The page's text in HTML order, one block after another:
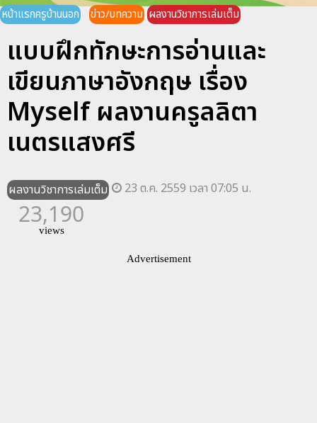
หน้าแรกครูบ้านนอก ข่าว/บทความ ผลงานวิชาการเล่มเต็ม
แบบฝึกทักษะการอ่านและ
เขียนภาษาอังกฤษ เรื่อง
Myself ผลงานครูลลิตา
เนตรแสงศรี
ผลงานวิชาการเล่มเต็ม 23 ต.ค. 2559 เวลา 07:05 น.
23,190
views
Advertisement